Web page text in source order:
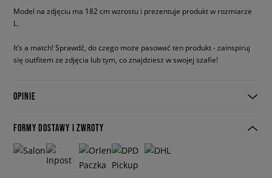
Model na zdjęciu ma 182 cm wzrostu i prezentuje produkt w rozmiarze
L.
It’s a match! Sprawdź, do czego może pasować ten produkt - zainspiruj
się outfitem ze zdjęcia lub tym, co znajdziesz w swojej szafie!
OPINIE
FORMY DOSTAWY I ZWROTY